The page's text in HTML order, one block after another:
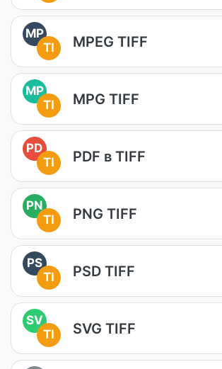
MP
TI
MPEG TIFF
MP
TI
MPG TIFF
PD
TI
PDF в TIFF
PN
TI
PNG TIFF
PS
TI
PSD TIFF
SV
TI
SVG TIFF